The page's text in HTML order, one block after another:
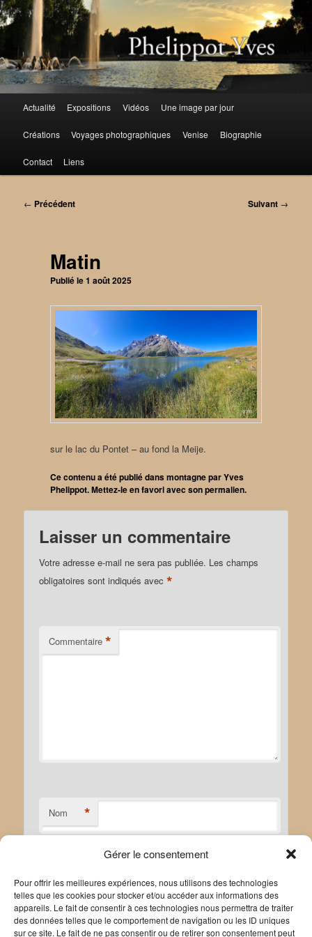
Gérer le consentement
Pour offrir les meilleures expériences, nous utilisons des technologies
telles que les cookies pour stocker et/ou accéder aux informations des
appareils. Le fait de consentir à ces technologies nous permettra de traiter
des données telles que le comportement de navigation ou les ID uniques
sur ce site. Le fait de ne pas consentir ou de retirer son consentement peut
Aller
au
contenu
principal
Actualité Expositions Vidéos Une image par jour
Créations Voyages photographiques Venise Biographie
Contact Liens
Navigation
← Précédent Suivant →
Matin
Publié le1 août 2025
sur le lac du Pontet – au fond la Meije.
Ce contenu a été publié dansmontagneparYves
Phelippot. Mettez-le en favori avec sonpermalien.
Laisser un commentaire
Votre adresse e-mail ne sera pas publiée. Les champs
obligatoires sont indiqués avec*
Commentaire *
Nom *
E-mail *